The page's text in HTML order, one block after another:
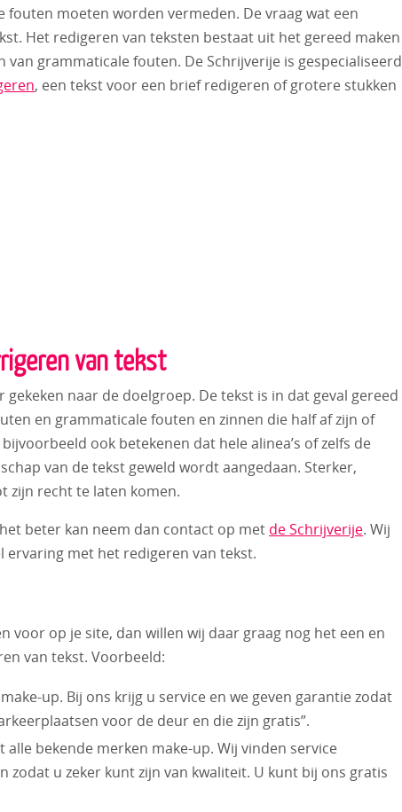
moeten worden vermeden. De vraag wat een
Het redigeren van teksten bestaat uit het gereed maken
grammaticale fouten. De Schrijverije is gespecialiseerd
, een tekst voor een brief redigeren of grotere stukken
van tekst
naar de doelgroep. De tekst is in dat geval gereed
en grammaticale fouten en zinnen die half af zijn of
ook betekenen dat hele alinea’s of zelfs de
van de tekst geweld wordt aangedaan. Sterker,
zijn recht te laten komen.
beter kan neem dan contact op met de Schrijverije. Wij
met het redigeren van tekst.
voor op je site, dan willen wij daar graag nog het een en
van tekst. Voorbeeld:
up. Bij ons krijg u service en we geven garantie zodat
voor de deur en die zijn gratis”.
bekende merken make-up. Wij vinden service
u zeker kunt zijn van kwaliteit. U kunt bij ons gratis